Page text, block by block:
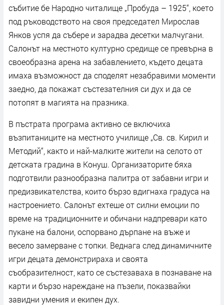
събитие бе Народно читалище „Пробуда – 1925“, което
под ръководството на своя председател Мирослав
Янков успя да събере и зарадва десетки малчугани.
Салонът на местното културно средище се превърна в
своеобразна арена на забавлението, където децата
имаха възможност да споделят незабравими моменти
заедно, да покажат състезателния си дух и да се
потопят в магията на празника.
В пъстрата програма активно се включиха
възпитаниците на местното училище „Св. св. Кирил и
Методий“, както и най-малките жители на селото от
детската градина в Конуш. Организаторите бяха
подготвили разнообразна палитра от забавни игри и
предизвикателства, които бързо вдигнаха градуса на
настроението. Салонът ехтеше от силни емоции по
време на традиционните и обичани надпревари като
пукане на балони, оспорвано дърпане на въже и
весело замерване с топки. Веднага след динамичните
игри децата демонстрираха и своята
съобразителност, като се състезаваха в познаване на
карти и бързо нареждане на пъзели, показвайки
завидни умения и екипен дух.